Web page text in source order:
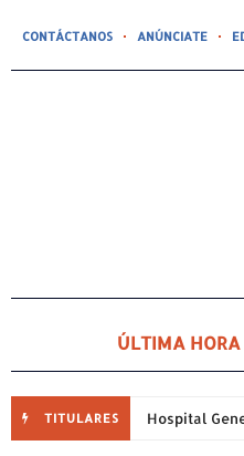
CONTÁCTANOS ANÚNCIATE
ÚLTIMA HORA
TITULARES